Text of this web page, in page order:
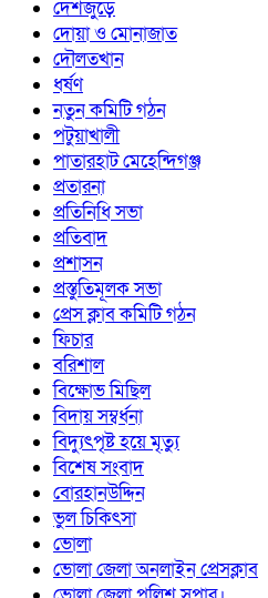
দেশজুড়ে
দোয়া ও মোনাজাত
দৌলতখান
ধর্ষণ
নতুন কমিটি গঠন
পটুয়াখালী
পাতারহাট মেহেন্দিগঞ্জ
প্রতারনা
প্রতিনিধি সভা
প্রতিবাদ
প্রশাসন
প্রস্তুতিমূলক সভা
প্রেস ক্লাব কমিটি গঠন
ফিচার
বরিশাল
বিক্ষোভ মিছিল
বিদায় সম্বর্ধনা
বিদ্যুৎপৃষ্ট হয়ে মৃত্যু
বিশেষ সংবাদ
বোরহানউদ্দিন
ভুল চিকিৎসা
ভোলা
ভোলা জেলা অনলাইন প্রেসক্লাব